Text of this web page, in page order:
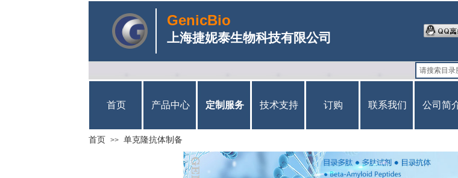
上海捷妮泰生物科技有限公司
首页 >> 单克隆抗体制备
GenicBio
首页 产品中心 定制服务 技术支持 订购 联系我们 公司简